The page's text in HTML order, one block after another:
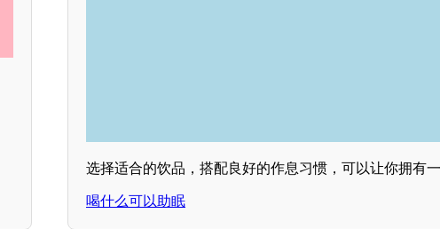
选择适合的饮品，搭配良好的作息习惯，可以让你拥有一
喝什么可以助眠